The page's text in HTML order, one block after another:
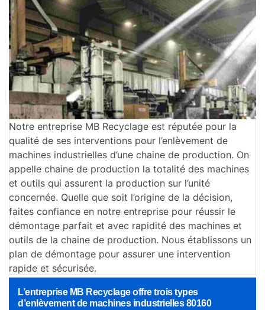
Notre entreprise MB Recyclage est réputée pour la
qualité de ses interventions pour l’enlèvement de
machines industrielles d’une chaine de production. On
appelle chaine de production la totalité des machines
et outils qui assurent la production sur l’unité
concernée. Quelle que soit l’origine de la décision,
faites confiance en notre entreprise pour réussir le
démontage parfait et avec rapidité des machines et
outils de la chaine de production. Nous établissons un
plan de démontage pour assurer une intervention
rapide et sécurisée.
L’entreprise MB Recyclage offre trois types
d’enlèvement de machines industrielles 80160